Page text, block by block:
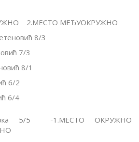
2.МЕСТО МЕЂУОКРУЖНО
8/3
7/3
8/1
6/2
6/4
5/5 -1.МЕСТО ОКРУЖНО